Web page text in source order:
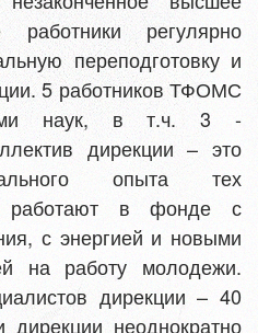
работники регулярно
переподготовку и
5 работников ТФОМС
наук, в т.ч. 3 -
дирекции – это
опыта тех
работают в фонде с
с энергией и новыми
на работу молодежи.
дирекции – 40
дирекции неоднократно